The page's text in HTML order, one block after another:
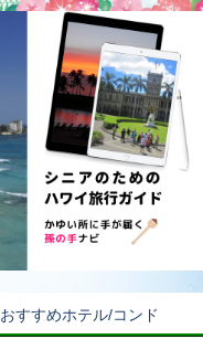
おすすめホテル/コンド